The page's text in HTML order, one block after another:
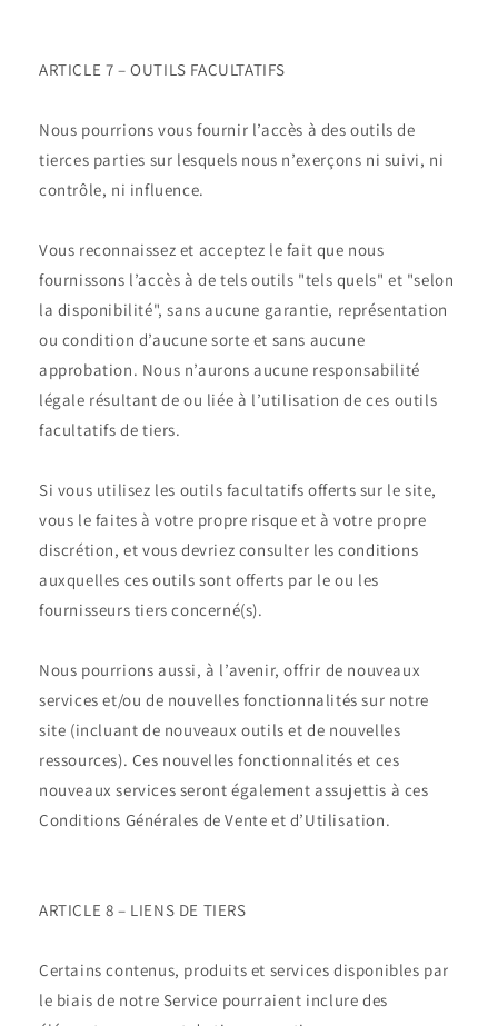
ARTICLE 7 – OUTILS FACULTATIFS
Nous pourrions vous fournir l’accès à des outils de
tierces parties sur lesquels nous n’exerçons ni suivi, ni
contrôle, ni influence.
Vous reconnaissez et acceptez le fait que nous
fournissons l’accès à de tels outils "tels quels" et "selon
la disponibilité", sans aucune garantie, représentation
ou condition d’aucune sorte et sans aucune
approbation. Nous n’aurons aucune responsabilité
légale résultant de ou liée à l’utilisation de ces outils
facultatifs de tiers.
Si vous utilisez les outils facultatifs offerts sur le site,
vous le faites à votre propre risque et à votre propre
discrétion, et vous devriez consulter les conditions
auxquelles ces outils sont offerts par le ou les
fournisseurs tiers concerné(s).
Nous pourrions aussi, à l’avenir, offrir de nouveaux
services et/ou de nouvelles fonctionnalités sur notre
site (incluant de nouveaux outils et de nouvelles
ressources). Ces nouvelles fonctionnalités et ces
nouveaux services seront également assujettis à ces
Conditions Générales de Vente et d’Utilisation.
ARTICLE 8 – LIENS DE TIERS
Certains contenus, produits et services disponibles par
le biais de notre Service pourraient inclure des